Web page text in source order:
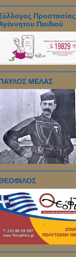
Προστασίας
Παιδιού
ΜΕΛΑΣ